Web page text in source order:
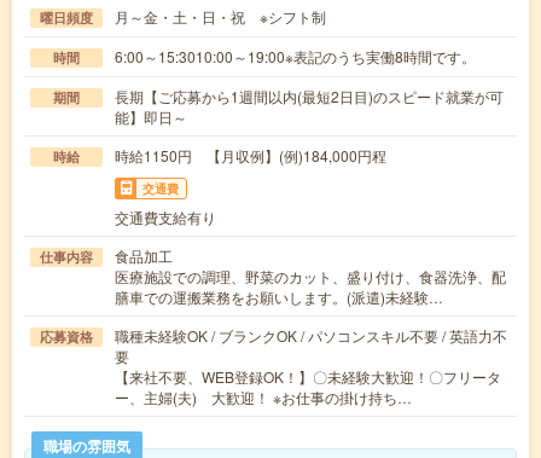
曜日頻度 月～金・土・日・祝 ※シフト制
時間 6:00～15:3010:00～19:00※表記のうち実働8時間です。
期間
長期【ご応募から1週間以内(最短2日目)のスピード就業が可
能】即日～
時給 時給1150円 【月収例】(例)184,000円程
交通費
交通費支給有り
仕事内容
食品加工
医療施設での調理、野菜のカット、盛り付け、食器洗浄、配
膳車での運搬業務をお願いします。(派遣)未経験…
応募資格
職種未経験OK / ブランクOK / パソコンスキル不要 / 英語力不
要
【来社不要、WEB登録OK！】〇未経験大歓迎！〇フリータ
ー、主婦(夫) 大歓迎！ ※お仕事の掛け持ち…
職場の雰囲気